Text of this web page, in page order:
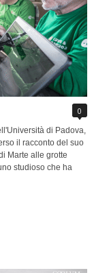
0
di Padova,
il racconto del suo
Marte alle grotte
studioso che ha